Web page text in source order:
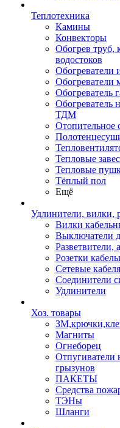
Теплотехника
Камины
Конвекторы
Обогрев труб,
водостоков
Обогреватели
Обогреватели
Обогреватель
Обогреватель
ТДМ
Отопительное
Тепловые
Тепловые
Тёплый пол
Ещё
Удлинители, вилки,
Вилки
Выключатели
Разветвители,
Розетки
Сетевые
Соединители
Удлинители
Хоз. товары
Магниты
Огнеборец
Отпугиватели
грызунов
ПАКЕТЫ
Средства
ТЭНы
Шланги